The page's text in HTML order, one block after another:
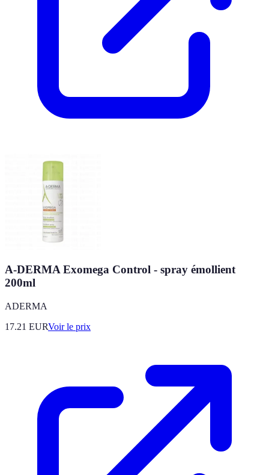
A-DERMA Exomega Control - spray émollient
200ml
ADERMA
17.21 EURVoir le prix